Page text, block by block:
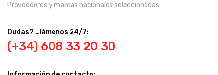
Proveedores y marcas nacionales seleccionadas
Dudas? Llámenos 24/7:
(+34) 608 33 20 30